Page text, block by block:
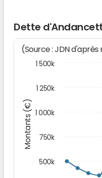
Dette
Montants (€)
(Source : JDN
500k
750k
1 000k
1 250k
1 500k